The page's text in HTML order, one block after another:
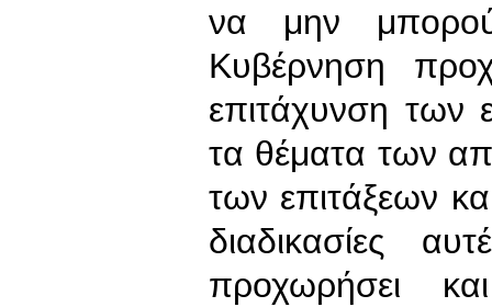
να μην
Κυβέρνηση
επιτάχυνση των
τα θέματα των
των επιτάξεων
διαδικασίες
προχωρήσει